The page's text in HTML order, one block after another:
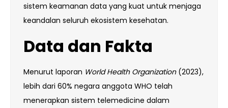
sistem keamanan data yang kuat untuk menjaga
keandalan seluruh ekosistem kesehatan.
Data dan Fakta
Menurut laporan World Health Organization(2023),
lebih dari 60% negara anggota WHO telah
menerapkan sistem telemedicine dalam